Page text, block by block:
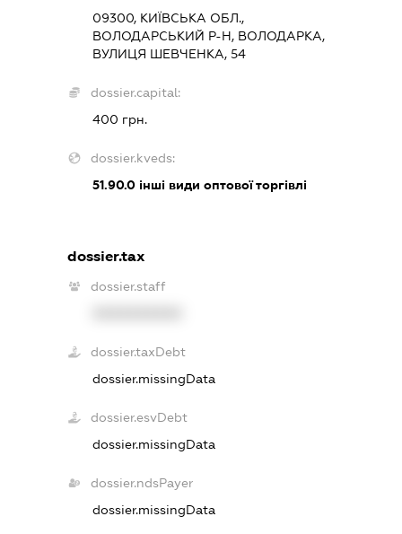
09300, КИЇВСЬКА ОБЛ.,
ВОЛОДАРСЬКИЙ Р-Н, ВОЛОДАРКА,
ВУЛИЦЯ ШЕВЧЕНКА, 54
dossier.capital:
400 грн.
dossier.kveds:
51.90.0 інші види оптової торгівлі
dossier.tax
dossier.staff
dossier.taxDebt
dossier.missingData
dossier.esvDebt
dossier.missingData
dossier.ndsPayer
dossier.missingData